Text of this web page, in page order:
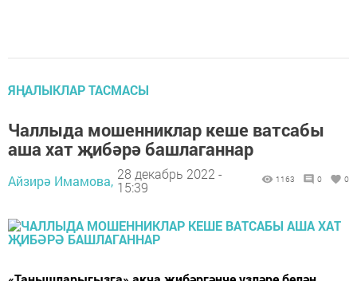
ЯҢАЛЫКЛАР ТАСМАСЫ
Чаллыда мошенниклар кеше ватсабы
аша хат җибәрә башлаганнар
Айзирә Имамова, 28 декабрь 2022 -
15:39
1163 0 0